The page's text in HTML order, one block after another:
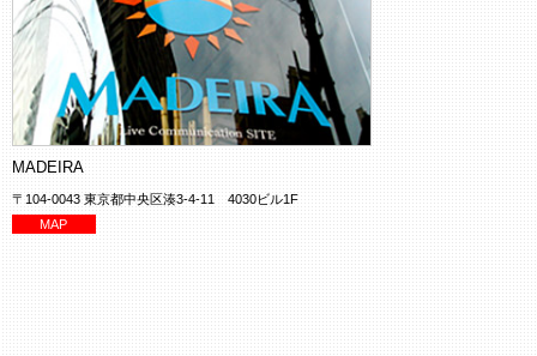
MADEIRA
〒104-0043 東京都中央区湊3-4-11 4030ビル1F
MAP